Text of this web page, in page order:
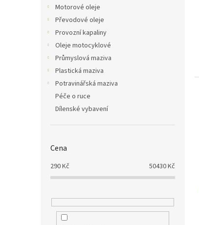
Motorové oleje
Převodové oleje
Provozní kapaliny
Oleje motocyklové
Průmyslová maziva
Plastická maziva
Potravinářská maziva
Péče o ruce
Dílenské vybavení
Cena
290Kč 50430Kč